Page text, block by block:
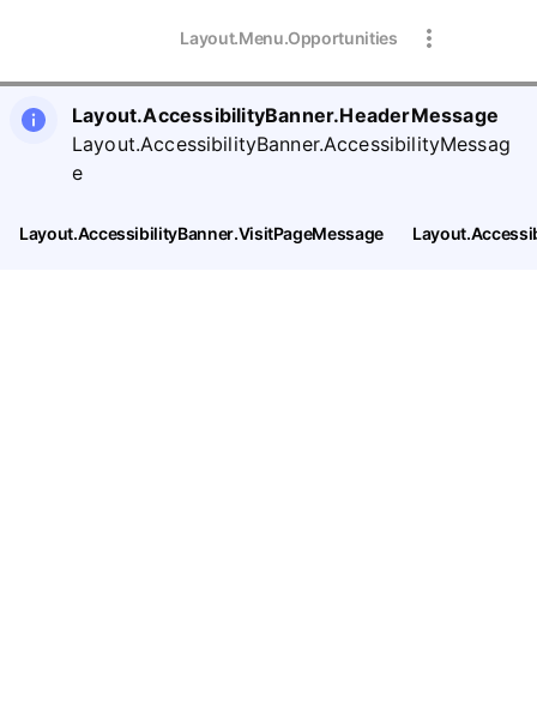
Layout.Menu.Opportunities
Layout.AccessibilityBanner.HeaderMessage
Layout.AccessibilityBanner.AccessibilityMessag
e
Layout.AccessibilityBanner.VisitPageMessage